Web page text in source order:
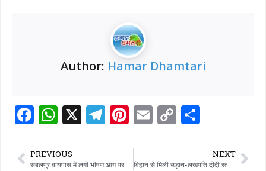
Author: Hamar Dhamtari
F
c
W
at
X T Pi
te
E C
ar
PREVIOUS NEXT
बिहान से मिली उड़ान-लखपति दीदी रत्ना ठाकुर बनीं आत्मनिर्भरता की मिसाल